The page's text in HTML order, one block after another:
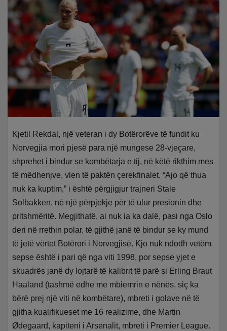
Kjetil Rekdal, një veteran i dy Botërorëve të fundit ku
Norvegjia mori pjesë para një mungese 28-vjeçare,
shprehet i bindur se kombëtarja e tij, në këtë rikthim mes
të mëdhenjve, vlen të paktën çerekfinalet. “Ajo që thua
nuk ka kuptim,” i është përgjigjur trajneri Stale
Solbakken, në një përpjekje për të ulur presionin dhe
pritshmëritë. Megjithatë, ai nuk ia ka dalë, pasi nga Oslo
deri në rrethin polar, të gjithë janë të bindur se ky mund
të jetë vërtet Botërori i Norvegjisë. Kjo nuk ndodh vetëm
sepse është i pari që nga viti 1998, por sepse yjet e
skuadrës janë dy lojtarë të kalibrit të parë si Erling Braut
Haaland (tashmë edhe me mbiemrin e nënës, siç ka
bërë prej një viti në kombëtare), mbreti i golave në të
gjitha kualifikueset me 16 realizime, dhe Martin
Ødegaard, kapiteni i Arsenalit, mbreti i Premier League.